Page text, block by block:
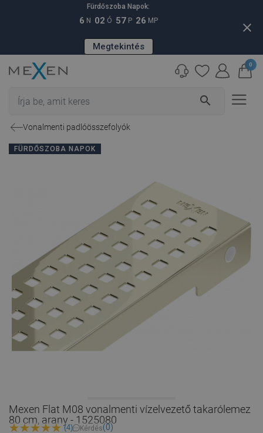
Fürdőszoba Napok:
6 N 02 Ó 57 P 26 MP
Megtekintés
close
search
0
Vonalmenti padlóösszefolyók
FÜRDŐSZOBA NAPOK
Mexen Flat M08 vonalmenti vízelvezető takarólemez
80 cm, arany - 1525080
(4) Kérdés(0)